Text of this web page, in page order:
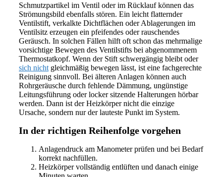
Schmutzpartikel im Ventil oder im Rücklauf können das
Strömungsbild ebenfalls stören. Ein leicht flatternder
Ventilstift, verkalkte Dichtflächen oder Ablagerungen im
Ventilsitz erzeugen ein pfeifendes oder rauschendes
Geräusch. In solchen Fällen hilft oft schon das mehrmalige
vorsichtige Bewegen des Ventilstifts bei abgenommenem
Thermostatkopf. Wenn der Stift schwergängig bleibt oder
sich nicht gleichmäßig bewegen lässt, ist eine fachgerechte
Reinigung sinnvoll. Bei älteren Anlagen können auch
Rohrgeräusche durch fehlende Dämmung, ungünstige
Leitungsführung oder locker sitzende Halterungen hörbar
werden. Dann ist der Heizkörper nicht die einzige
Ursache, sondern nur der lauteste Punkt im System.
In der richtigen Reihenfolge vorgehen
Anlagendruck am Manometer prüfen und bei Bedarf
korrekt nachfüllen.
Heizkörper vollständig entlüften und danach einige